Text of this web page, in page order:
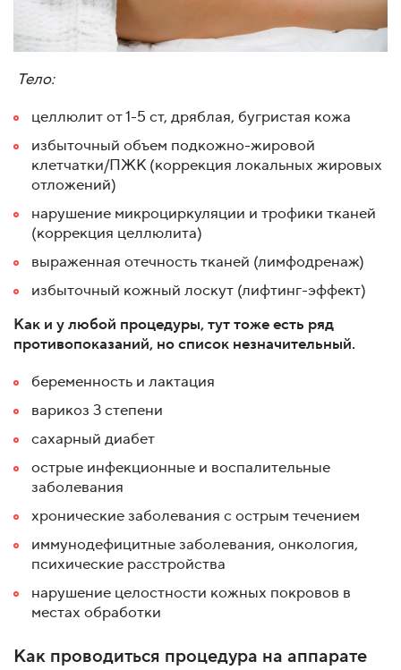
Тело:
целлюлит от 1-5 ст, дряблая, бугристая кожа
избыточный объем подкожно-жировой
клетчатки/ПЖК (коррекция локальных жировых
отложений)
нарушение микроциркуляции и трофики тканей
(коррекция целлюлита)
выраженная отечность тканей (лимфодренаж)
избыточный кожный лоскут (лифтинг-эффект)
Как и у любой процедуры, тут тоже есть ряд
противопоказаний, но список незначительный.
беременность и лактация
варикоз 3 степени
сахарный диабет
острые инфекционные и воспалительные
заболевания
хронические заболевания с острым течением
иммунодефицитные заболевания, онкология,
психические расстройства
нарушение целостности кожных покровов в
местах обработки
Как проводиться процедура на аппарате